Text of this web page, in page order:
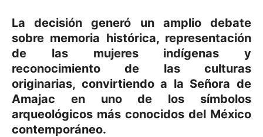
La decisión generó un amplio debate
sobre memoria histórica, representación
de las mujeres indígenas y
reconocimiento de las culturas
originarias, convirtiendo a la Señora de
Amajac en uno de los símbolos
arqueológicos más conocidos del México
contemporáneo.